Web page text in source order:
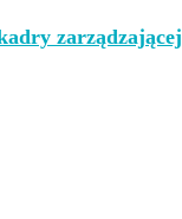
zarządzającej